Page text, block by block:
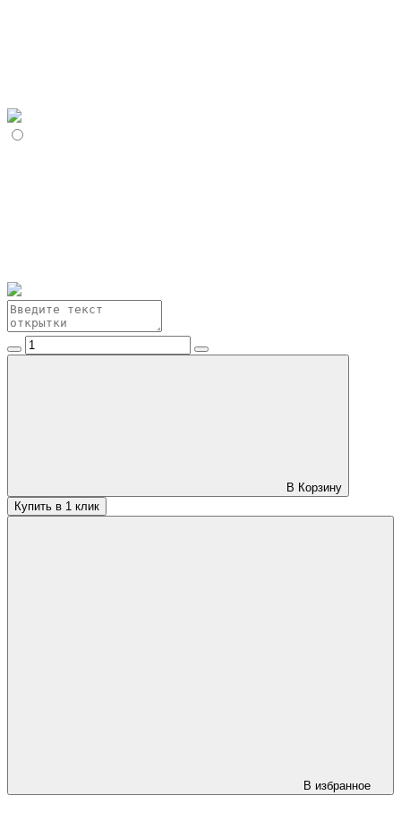
В Корзину
Купить в 1 клик
В избранное